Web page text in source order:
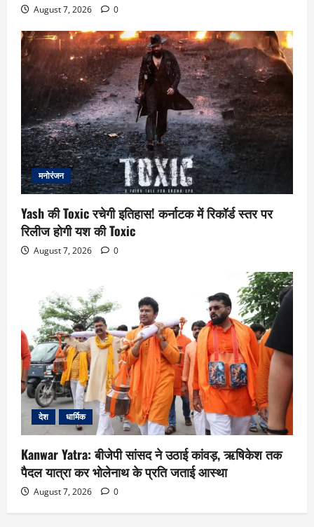
August 7, 2026 0
मनोरंजन
Yash की Toxic रचेगी इतिहास! कर्नाटक में रिकॉर्ड स्तर पर
रिलीज होगी यश की Toxic
August 7, 2026 0
देश धार्मिक
Kanwar Yatra: बीजेपी सांसद ने उठाई कांवड़, ऋषिकेश तक
पैदल यात्रा कर भोलेनाथ के प्रति जताई आस्था
August 7, 2026 0